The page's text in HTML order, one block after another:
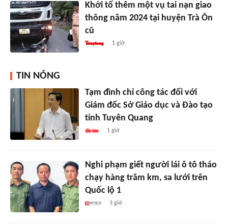
Khởi tố thêm một vụ tai nạn giao
thông năm 2024 tại huyện Trà Ôn
cũ
1 giờ
TIN NÓNG
Tạm đình chỉ công tác đối với
Giám đốc Sở Giáo dục và Đào tạo
tỉnh Tuyên Quang
1 giờ
Nghi phạm giết người lái ô tô tháo
chạy hàng trăm km, sa lưới trên
Quốc lộ 1
3 giờ